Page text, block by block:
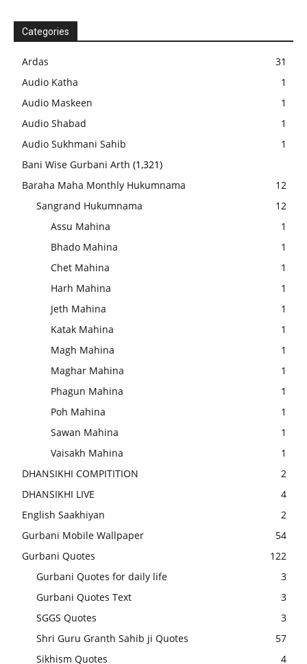
Categories
Ardas
31
Audio Katha
1
Audio Maskeen
1
Audio Shabad
1
Audio Sukhmani Sahib
1
Bani Wise Gurbani Arth (1,321)
Baraha Maha Monthly Hukumnama
12
Sangrand Hukumnama
12
Assu Mahina
1
Bhado Mahina
1
Chet Mahina
1
Harh Mahina
1
Jeth Mahina
1
Katak Mahina
1
Magh Mahina
1
Maghar Mahina
1
Phagun Mahina
1
Poh Mahina
1
Sawan Mahina
1
Vaisakh Mahina
1
DHANSIKHI COMPITITION
2
DHANSIKHI LIVE
4
English Saakhiyan
2
Gurbani Mobile Wallpaper
54
Gurbani Quotes
122
Gurbani Quotes for daily life
3
Gurbani Quotes Text
3
SGGS Quotes
3
Shri Guru Granth Sahib ji Quotes
57
Sikhism Quotes
4